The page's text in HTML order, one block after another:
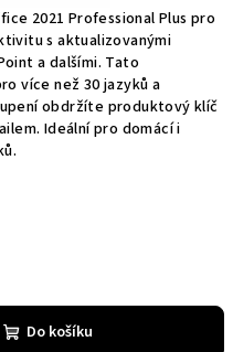
2021 Professional Plus pro
s aktualizovanými
a dalšími. Tato
více než 30 jazyků a
obdržíte produktový klíč
Ideální pro domácí i
Do košíku